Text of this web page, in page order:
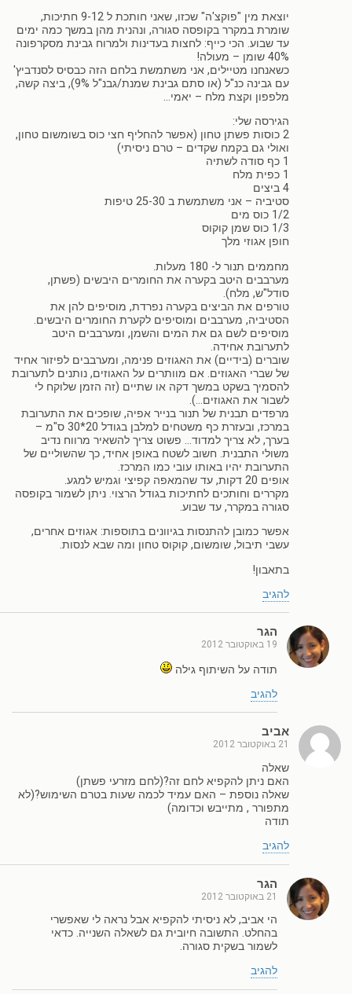
יוצאת מין "פוקצ'ה" שכזו, שאני חותכת ל 9-12 חתיכות,
שומרת במקרר בקופסה סגורה, ונהנית מהן במשך כמה ימים
עד שבוע. הכי כייף: לחצות בעדינות ולמרוח גבינת מסקרפונה
40% שומן – מעולה!
כשאנחנו מטיילים, אני משתמשת בלחם הזה כבסיס לסנדביץ'
עם גבינה כנ"ל (או סתם גבינת שמנת/גבנ"ל 9%), ביצה קשה,
מלפפון וקצת מלח – יאמי…
הגירסה שלי:
2 כוסות פשתן טחון (אפשר להחליף חצי כוס בשומשום טחון,
ואולי גם בקמח שקדים – טרם ניסיתי)
1 כף סודה לשתיה
1 כפית מלח
4 ביצים
סטיביה – אני משתמשת ב 25-30 טיפות
1/2 כוס מים
1/3 כוס שמן קוקוס
חופן אגוזי מלך
מחממים תנור ל- 180 מעלות.
מערבבים היטב בקערה את החומרים היבשים (פשתן,
סודל"ש, מלח).
טורפים את הביצים בקערה נפרדת, מוסיפים להן את
הסטיביה, מערבבים ומוסיפים לקערת החומרים היבשים.
מוסיפים לשם גם את המים והשמן, ומערבבים היטב
לתערובת אחידה.
שוברים (בידיים) את האגוזים פנימה, ומערבבים לפיזור אחיד
של שברי האגוזים. אם מוותרים על האגוזים, נותנים לתערובת
להסמיך בשקט במשך דקה או שתיים (זה הזמן שלוקח לי
לשבור את האגוזים…).
מרפדים תבנית של תנור בנייר אפיה, שופכים את התערובת
במרכז, ובעזרת כף משטחים למלבן בגודל 20*30 ס"מ –
בערך, לא צריך למדוד… פשוט צריך להשאיר מרווח נדיב
משולי התבנית. חשוב לשטח באופן אחיד, כך שהשוליים של
התערובת יהיו באותו עובי כמו המרכז.
אופים 20 דקות, עד שהמאפה קפיצי וגמיש למגע.
מקררים וחותכים לחתיכות בגודל הרצוי. ניתן לשמור בקופסה
סגורה במקרר, עד שבוע.
אפשר כמובן להתנסות בגיוונים בתוספות: אגוזים אחרים,
עשבי תיבול, שומשום, קוקוס טחון ומה שבא לנסות.
בתאבון!
להגיב
הגר
19 באוקטובר 2012
תודה על השיתוף גילה
להגיב
אביב
21 באוקטובר 2012
שאלה
האם ניתן להקפיא לחם זה?(לחם מזרעי פשתן)
שאלה נוספת – האם עמיד לכמה שעות בטרם השימוש?(לא
מתפורר , מתייבש וכדומה)
תודה
להגיב
הגר
21 באוקטובר 2012
הי אביב, לא ניסיתי להקפיא אבל נראה לי שאפשרי
בהחלט. התשובה חיובית גם לשאלה השנייה. כדאי
לשמור בשקית סגורה.
להגיב